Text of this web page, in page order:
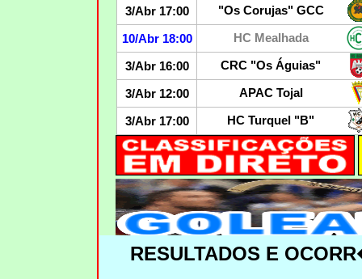
3/Abr 17:00 "Os Corujas" GCC
10/Abr 18:00 HC Mealhada
3/Abr 16:00 CRC "Os Águias"
3/Abr 12:00 APAC Tojal
3/Abr 17:00 HC Turquel "B"
RESULTADOS E